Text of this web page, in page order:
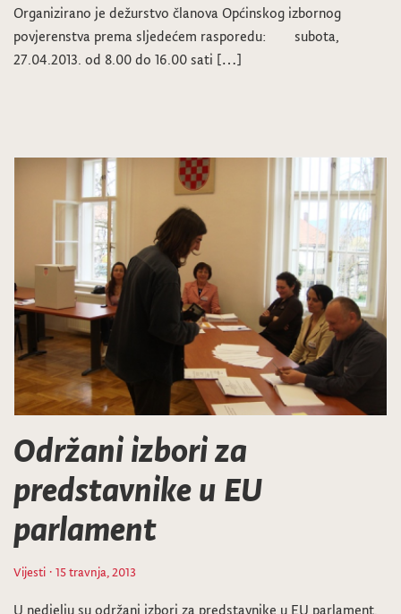
Organizirano je dežurstvo članova Općinskog izbornog
povjerenstva prema sljedećem rasporedu: subota,
27.04.2013. od 8.00 do 16.00 sati […]
Održani izbori za
predstavnike u EU
parlament
Vijesti · 15 travnja, 2013
U nedjelju su održani izbori za predstavnike u EU parlament.